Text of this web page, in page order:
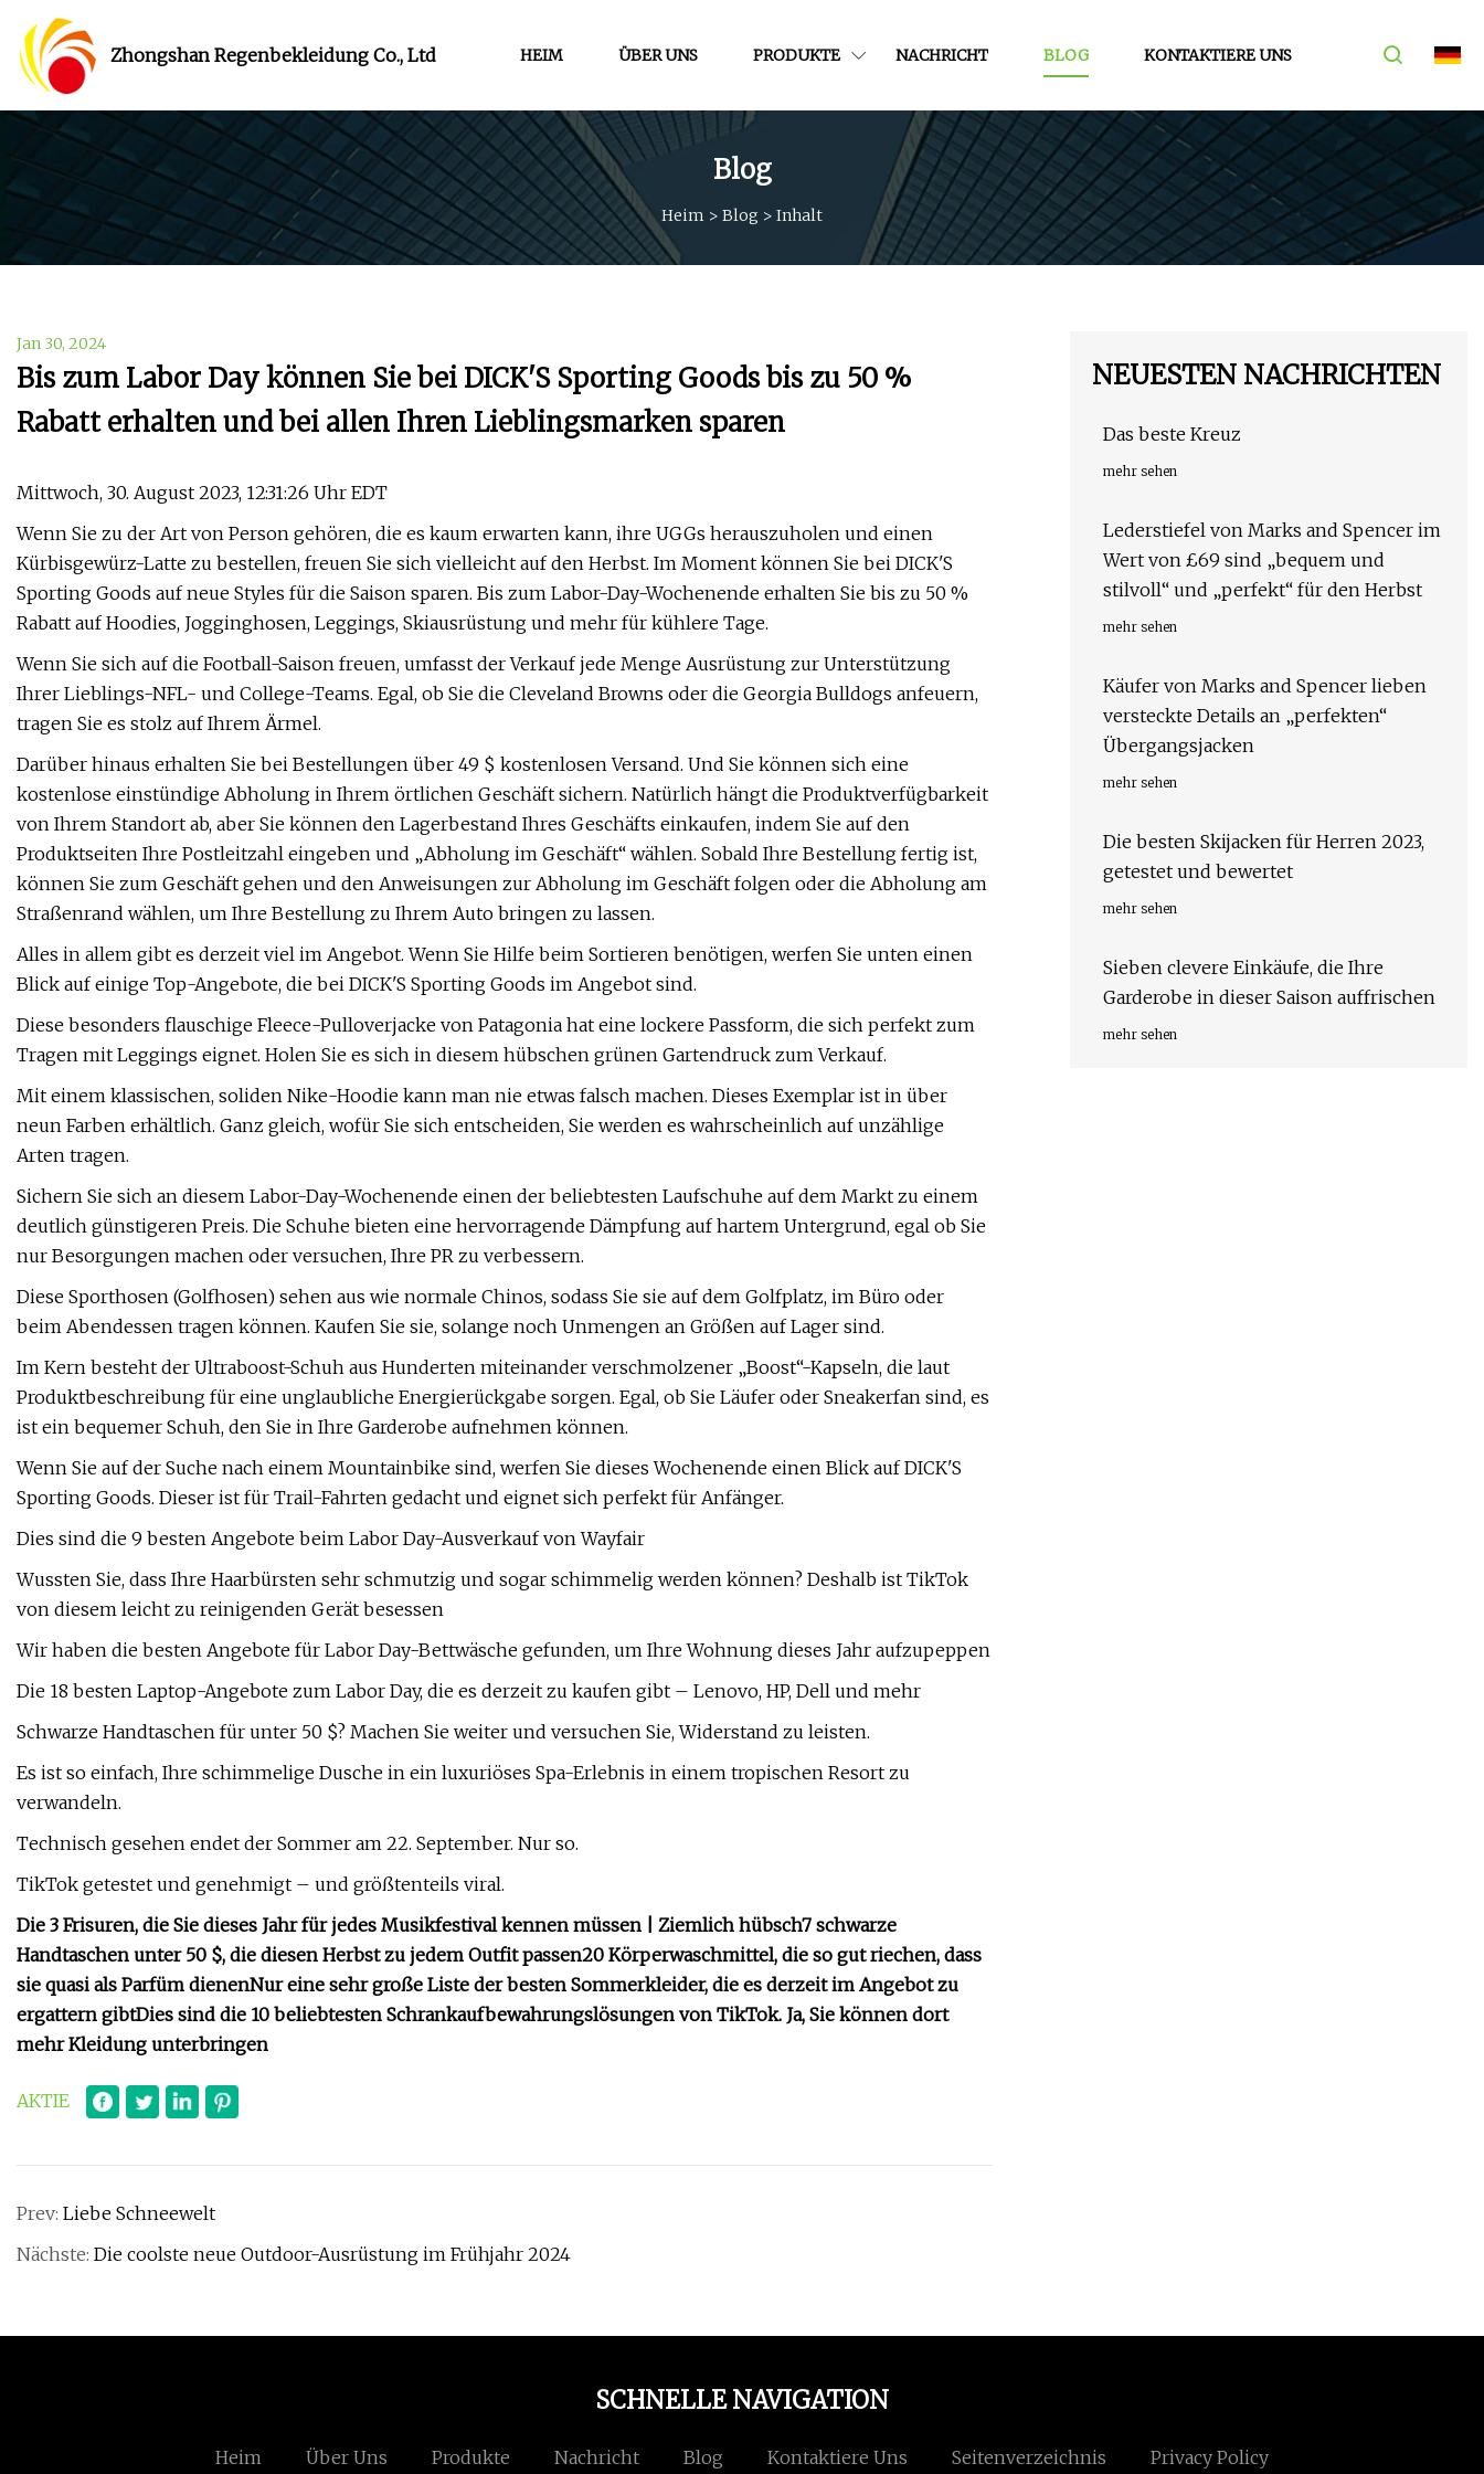
Zhongshan Regenbekleidung Co., Ltd HEIM ÜBER UNS PRODUKTE NACHRICHT BLOG KONTAKTIERE UNS
Blog
Heim > Blog > Inhalt
Jan 30, 2024
Bis zum Labor Day können Sie bei DICK'S Sporting Goods bis zu 50 %
Rabatt erhalten und bei allen Ihren Lieblingsmarken sparen
Mittwoch, 30. August 2023, 12:31:26 Uhr EDT
Wenn Sie zu der Art von Person gehören, die es kaum erwarten kann, ihre UGGs herauszuholen und einen
Kürbisgewürz-Latte zu bestellen, freuen Sie sich vielleicht auf den Herbst. Im Moment können Sie bei DICK'S
Sporting Goods auf neue Styles für die Saison sparen. Bis zum Labor-Day-Wochenende erhalten Sie bis zu 50 %
Rabatt auf Hoodies, Jogginghosen, Leggings, Skiausrüstung und mehr für kühlere Tage.
Wenn Sie sich auf die Football-Saison freuen, umfasst der Verkauf jede Menge Ausrüstung zur Unterstützung
Ihrer Lieblings-NFL- und College-Teams. Egal, ob Sie die Cleveland Browns oder die Georgia Bulldogs anfeuern,
tragen Sie es stolz auf Ihrem Ärmel.
Darüber hinaus erhalten Sie bei Bestellungen über 49 $ kostenlosen Versand. Und Sie können sich eine
kostenlose einstündige Abholung in Ihrem örtlichen Geschäft sichern. Natürlich hängt die Produktverfügbarkeit
von Ihrem Standort ab, aber Sie können den Lagerbestand Ihres Geschäfts einkaufen, indem Sie auf den
Produktseiten Ihre Postleitzahl eingeben und „Abholung im Geschäft“ wählen. Sobald Ihre Bestellung fertig ist,
können Sie zum Geschäft gehen und den Anweisungen zur Abholung im Geschäft folgen oder die Abholung am
Straßenrand wählen, um Ihre Bestellung zu Ihrem Auto bringen zu lassen.
Alles in allem gibt es derzeit viel im Angebot. Wenn Sie Hilfe beim Sortieren benötigen, werfen Sie unten einen
Blick auf einige Top-Angebote, die bei DICK'S Sporting Goods im Angebot sind.
Diese besonders flauschige Fleece-Pulloverjacke von Patagonia hat eine lockere Passform, die sich perfekt zum
Tragen mit Leggings eignet. Holen Sie es sich in diesem hübschen grünen Gartendruck zum Verkauf.
Mit einem klassischen, soliden Nike-Hoodie kann man nie etwas falsch machen. Dieses Exemplar ist in über
neun Farben erhältlich. Ganz gleich, wofür Sie sich entscheiden, Sie werden es wahrscheinlich auf unzählige
Arten tragen.
Sichern Sie sich an diesem Labor-Day-Wochenende einen der beliebtesten Laufschuhe auf dem Markt zu einem
deutlich günstigeren Preis. Die Schuhe bieten eine hervorragende Dämpfung auf hartem Untergrund, egal ob Sie
nur Besorgungen machen oder versuchen, Ihre PR zu verbessern.
Diese Sporthosen (Golfhosen) sehen aus wie normale Chinos, sodass Sie sie auf dem Golfplatz, im Büro oder
beim Abendessen tragen können. Kaufen Sie sie, solange noch Unmengen an Größen auf Lager sind.
Im Kern besteht der Ultraboost-Schuh aus Hunderten miteinander verschmolzener „Boost“-Kapseln, die laut
Produktbeschreibung für eine unglaubliche Energierückgabe sorgen. Egal, ob Sie Läufer oder Sneakerfan sind, es
ist ein bequemer Schuh, den Sie in Ihre Garderobe aufnehmen können.
Wenn Sie auf der Suche nach einem Mountainbike sind, werfen Sie dieses Wochenende einen Blick auf DICK'S
Sporting Goods. Dieser ist für Trail-Fahrten gedacht und eignet sich perfekt für Anfänger.
Dies sind die 9 besten Angebote beim Labor Day-Ausverkauf von Wayfair
Wussten Sie, dass Ihre Haarbürsten sehr schmutzig und sogar schimmelig werden können? Deshalb ist TikTok
von diesem leicht zu reinigenden Gerät besessen
Wir haben die besten Angebote für Labor Day-Bettwäsche gefunden, um Ihre Wohnung dieses Jahr aufzupeppen
Die 18 besten Laptop-Angebote zum Labor Day, die es derzeit zu kaufen gibt – Lenovo, HP, Dell und mehr
Schwarze Handtaschen für unter 50 $? Machen Sie weiter und versuchen Sie, Widerstand zu leisten.
Es ist so einfach, Ihre schimmelige Dusche in ein luxuriöses Spa-Erlebnis in einem tropischen Resort zu
verwandeln.
Technisch gesehen endet der Sommer am 22. September. Nur so.
TikTok getestet und genehmigt – und größtenteils viral.
Die 3 Frisuren, die Sie dieses Jahr für jedes Musikfestival kennen müssen | Ziemlich hübsch7 schwarze
Handtaschen unter 50 $, die diesen Herbst zu jedem Outfit passen20 Körperwaschmittel, die so gut riechen, dass
sie quasi als Parfüm dienenNur eine sehr große Liste der besten Sommerkleider, die es derzeit im Angebot zu
ergattern gibtDies sind die 10 beliebtesten Schrankaufbewahrungslösungen von TikTok. Ja, Sie können dort
mehr Kleidung unterbringen
AKTIE
Prev: Liebe Schneewelt
Nächste: Die coolste neue Outdoor-Ausrüstung im Frühjahr 2024
NEUESTEN NACHRICHTEN
Das beste Kreuz
mehr sehen
Lederstiefel von Marks and Spencer im
Wert von £69 sind „bequem und
stilvoll“ und „perfekt“ für den Herbst
mehr sehen
Käufer von Marks and Spencer lieben
versteckte Details an „perfekten“
Übergangsjacken
mehr sehen
Die besten Skijacken für Herren 2023,
getestet und bewertet
mehr sehen
Sieben clevere Einkäufe, die Ihre
Garderobe in dieser Saison auffrischen
mehr sehen
SCHNELLE NAVIGATION
Heim Über Uns Produkte Nachricht Blog Kontaktiere Uns Seitenverzeichnis Privacy Policy